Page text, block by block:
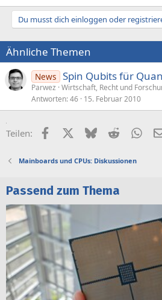
Du musst dich einloggen oder
Ähnliche Themen
News Spin Qubits für
Parwez Wirtschaft, Recht und
Antworten 46 15. Februar 2010
Teilen: FacebookX (Twitter)
BlueskyReddit
Mainboards und CPUs: Diskussionen
Passend zum Thema